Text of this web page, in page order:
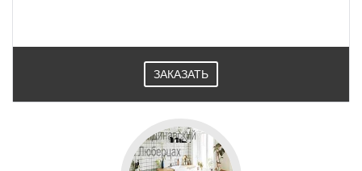
ЗАКАЗАТЬ